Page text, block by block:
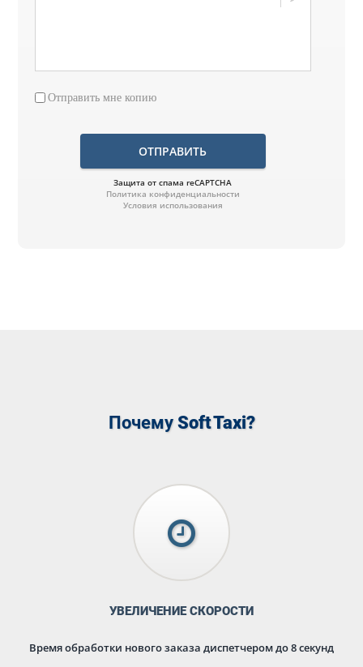
Отправить мне копию
ОТПРАВИТЬ
Защита от спама reCAPTCHA
Политика конфиденциальности
Условия использования
Почему Soft Taxi?
УВЕЛИЧЕНИЕ СКОРОСТИ
Время обработки нового заказа диспетчером до 8 секунд